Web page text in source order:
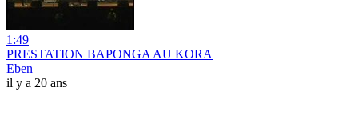
1:49
PRESTATION BAPONGA AU KORA
Eben
il y a 20 ans